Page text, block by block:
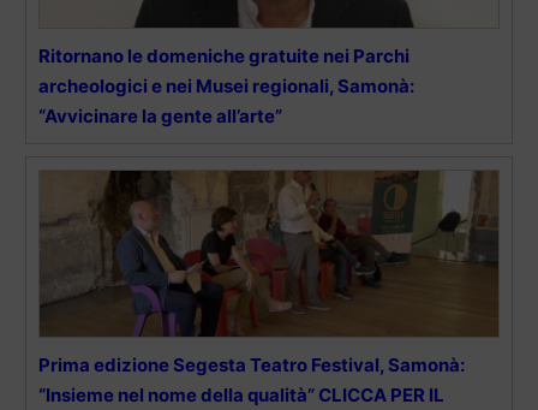
Ritornano le domeniche gratuite nei Parchi
archeologici e nei Musei regionali, Samonà:
“Avvicinare la gente all’arte”
Prima edizione Segesta Teatro Festival, Samonà:
“Insieme nel nome della qualità” CLICCA PER IL